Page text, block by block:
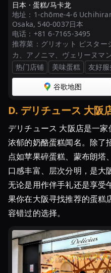
日本 · 蛋糕/马卡龙
地址： 1-chōme-4-6
Osaka, 540-0037日本
电话： +81 6-7165-3495
推荐菜： グリオット ピスター
カ、アノニマ、ヴェリーヌマ
热门店铺
美味蛋糕 友好服
谷歌地图
D. デリチュース 大阪
デリチュース 大阪店是一
浓郁的奶酪蛋糕闻名。除了
点如苹果碎蛋糕、蒙布朗塔
口感丰富、层次分明，是大
无论是用作伴手礼还是享受
果你在大阪寻找推荐的蛋糕
容错过的选择。